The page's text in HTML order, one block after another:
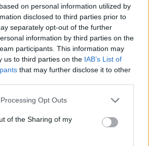
on personal information utilized by
disclosed to third parties prior to
separately opt-out of the further
information by third parties on the
participants. This information may
us to third parties on the IAB’s List of
that may further disclose it to other
Opt Outs
of the Sharing of my
ir Lietuvą palikusi S.
„Nenoriu dėl šios situacijos
2026-03-30